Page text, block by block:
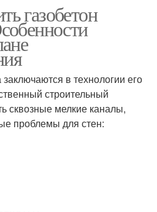
Штукатурки для
газобетона
Штукатурка без маяков
газобетон
в технологии его
строительный
сквозные мелкие каналы,
проблемы для стен: